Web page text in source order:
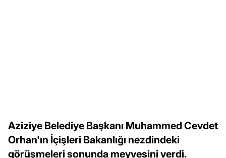
Aziziye Belediye Başkanı Muhammed Cevdet
Orhan'ın İçişleri Bakanlığı nezdindeki
görüşmeleri sonunda meyvesini verdi.